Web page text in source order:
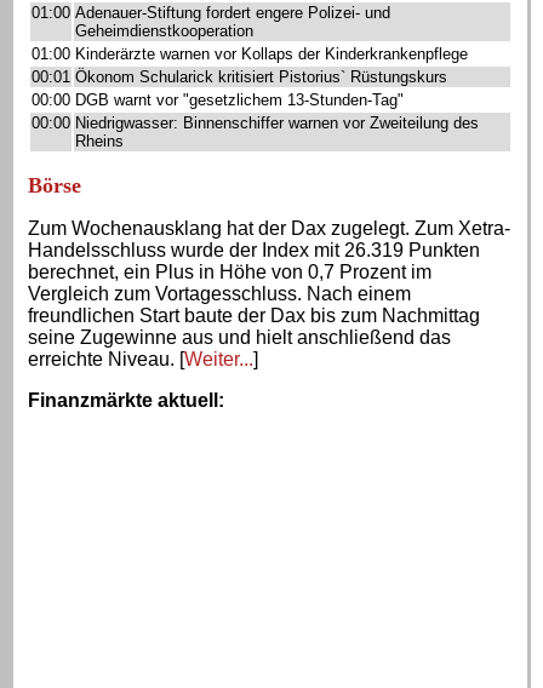
01:00 Adenauer-Stiftung fordert engere Polizei- und
Geheimdienstkooperation
01:00 Kinderärzte warnen vor Kollaps der Kinderkrankenpflege
00:01 Ökonom Schularick kritisiert Pistorius` Rüstungskurs
00:00 DGB warnt vor "gesetzlichem 13-Stunden-Tag"
00:00 Niedrigwasser: Binnenschiffer warnen vor Zweiteilung des
Rheins
Börse
Zum Wochenausklang hat der Dax zugelegt. Zum Xetra-
Handelsschluss wurde der Index mit 26.319 Punkten
berechnet, ein Plus in Höhe von 0,7 Prozent im
Vergleich zum Vortagesschluss. Nach einem
freundlichen Start baute der Dax bis zum Nachmittag
seine Zugewinne aus und hielt anschließend das
erreichte Niveau. [Weiter...]
Finanzmärkte aktuell :